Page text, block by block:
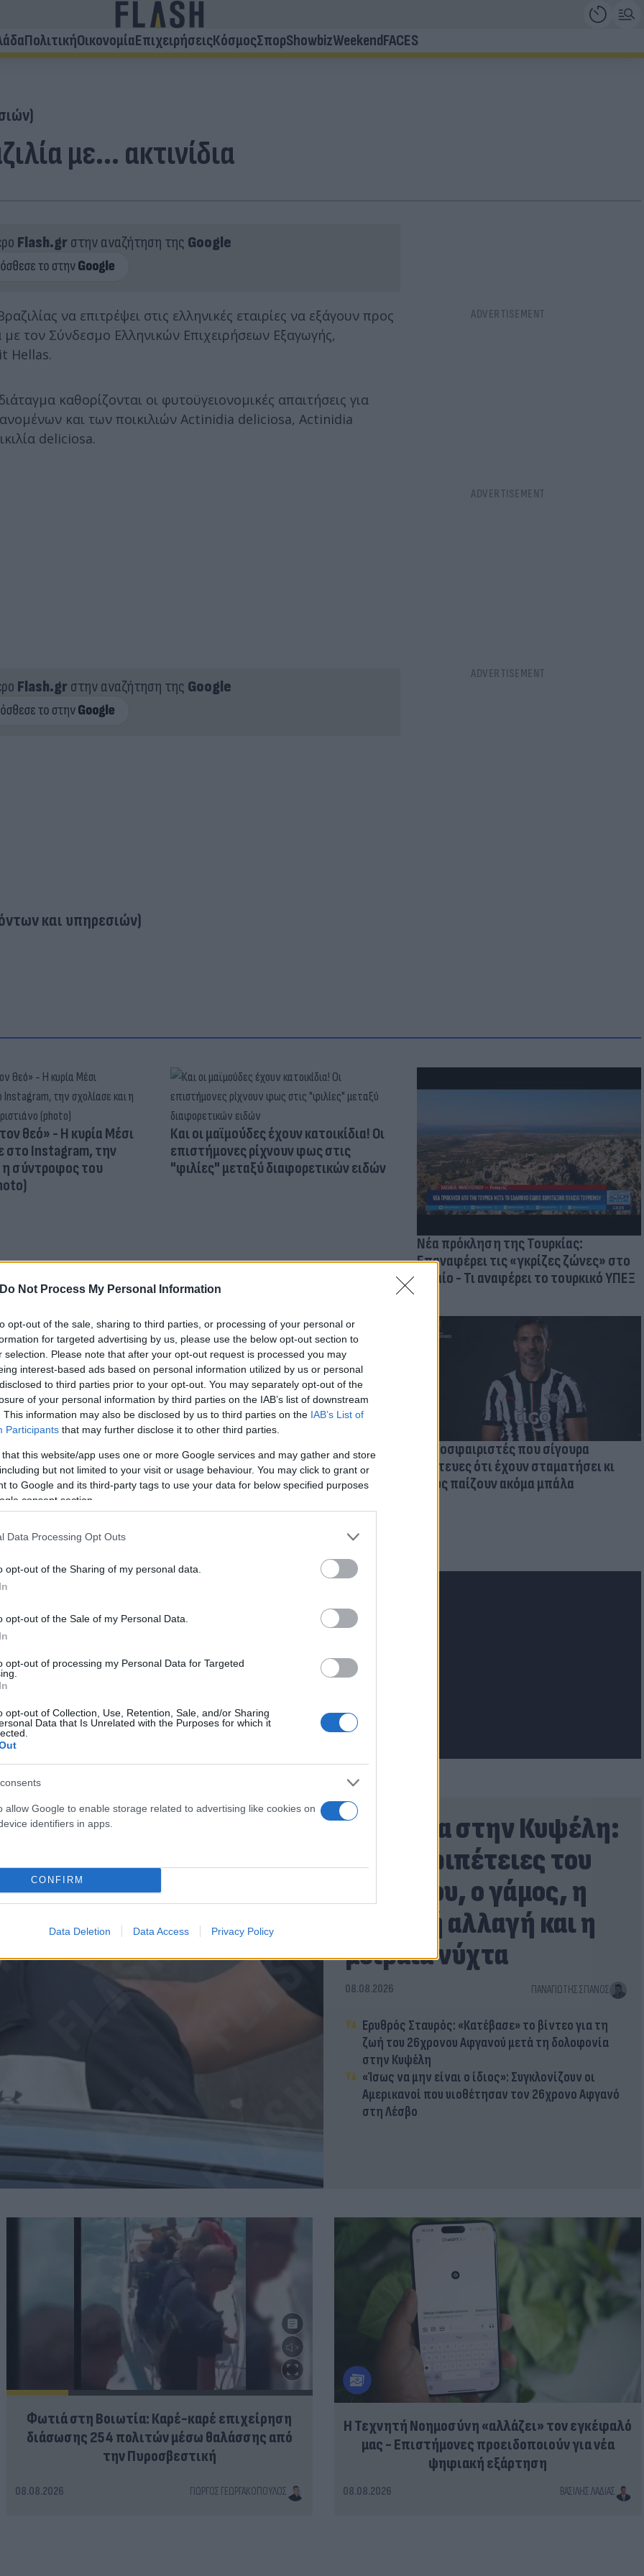
Do Not Process My Personal Information
opt-out of the sale, sharing to third parties, or processing of your personal or
for targeted advertising by us, please use the below opt-out section to
selection. Please note that after your opt-out request is processed you may
interest-based ads based on personal information utilized by us or personal
to third parties prior to your opt-out. You may separately opt-out of the
of your personal information by third parties on the IAB’s list of downstream
This information may also be disclosed by us to third parties on the IAB’s List of
Participants that may further disclose it to other third parties.
that this website/app uses one or more Google services and may gather and store
but not limited to your visit or usage behaviour. You may click to grant or
to Google and its third-party tags to use your data for below specified purposes
consent section.
Data Processing Opt Outs
opt-out of the Sharing of my personal data.
opt-out of the Sale of my Personal Data.
opt-out of processing my Personal Data for Targeted
opt-out of Collection, Use, Retention, Sale, and/or Sharing
Data that Is Unrelated with the Purposes for which it
allow Google to enable storage related to advertising like cookies on
identifiers in apps.
CONFIRM
Data Deletion Data Access Privacy Policy
ΠολιτικήΟικονομίαΕπιχειρήσειςΚόσμοςΣπορShowbizWeekendFACES
με... ακτινίδια
Flash.grστην αναζήτηση της Google
να επιτρέψει στις ελληνικές εταιρίες να εξάγουν προς
τον Σύνδεσμο Ελληνικών Επιχειρήσεων Εξαγωγής,
Hellas.
καθορίζονται οι φυτοϋγειονομικές απαιτήσεις για
και των ποικιλιών Actinidia deliciosa, Actinidia
deliciosa.
Flash.grστην αναζήτηση της Google
και υπηρεσιών)
θεό» - Η κυρία Μέσι
στο Instagram, την
η σύντροφος του
Και οι μαϊμούδες έχουν κατοικίδια! Οι
επιστήμονες ρίχνουν φως στις
"φιλίες" μεταξύ διαφορετικών ειδών
Νέα πρόκληση της Τουρκίας:
Επαναφέρει τις «γκρίζες ζώνες» στο
Αιγαίο - Τι αναφέρει το τουρκικό ΥΠΕΞ
3,5 φορές
ο κίνδυνος σοβαρής
κάκωσης
Νέο κύμα καύσωνα σαρώνει την
Ευρώπη: Θερμοκρασίες - ρεκόρ &
Ποδοσφαιριστές που σίγουρα
πίστευες ότι έχουν σταματήσει κι
όμως παίζουν ακόμα μπάλα
μην μένεις στο σκοτάδι... ακολούθησε το Flash.gr
Έγκλημα στην Κυψέλη:
Οι... περιπέτειες του
26χρονου, ο γάμος, η
ξαφνική αλλαγή και η
μοιραία νύχτα
08.08.2026 ΠΑΝΑΓΙΏΤΗΣ ΣΠΑΝΌΣ
Ερυθρός Σταυρός: «Κατέβασε» το βίντεο για τη
ζωή του 26χρονου Αφγανού μετά τη δολοφονία
στην Κυψέλη
«Ίσως να μην είναι ο ίδιος»: Συγκλονίζουν οι
Αμερικανοί που υιοθέτησαν τον 26χρονο Αφγανό
στη Λέσβο
Φωτιά στη Βοιωτία: Καρέ-καρέ επιχείρηση
διάσωσης 254 πολιτών μέσω θαλάσσης από
την Πυροσβεστική
08.08.2026 ΓΙΏΡΓΟΣ ΓΕΩΡΓΑΚΌΠΟΥΛΟΣ
Η Τεχνητή Νοημοσύνη «αλλάζει» τον εγκέφαλό
μας - Eπιστήμονες προειδοποιούν για νέα
ψηφιακή εξάρτηση
08.08.2026 ΒΑΣΊΛΗΣ ΛΑΔΙΆΣ